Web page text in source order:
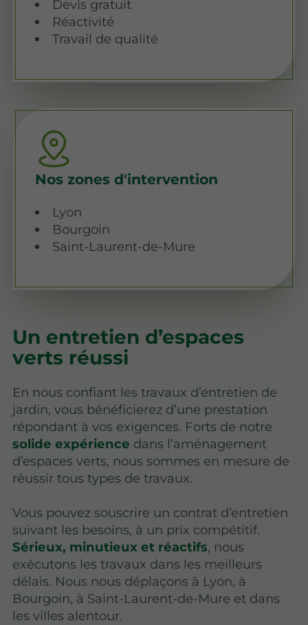
Devis gratuit
Réactivité
Travail de qualité
Nos zones d'intervention
Lyon
Bourgoin
Saint-Laurent-de-Mure
Un entretien d’espaces
verts réussi
En nous confiant les travaux d’entretien de
jardin, vous bénéficierez d’une prestation
répondant à vos exigences. Forts de notre
solide expérience dans l’aménagement
d’espaces verts, nous sommes en mesure de
réussir tous types de travaux.
Vous pouvez souscrire un contrat d’entretien
suivant les besoins, à un prix compétitif.
Sérieux, minutieux et réactifs, nous
exécutons les travaux dans les meilleurs
délais. Nous nous déplaçons à Lyon, à
Bourgoin, à Saint-Laurent-de-Mure et dans
les villes alentour.